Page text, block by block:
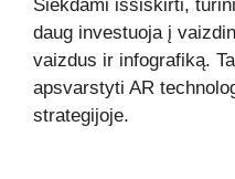
Siekdami išsiskirti,
daug investuoja į
vaizdus ir infografiką.
apsvarstyti AR
strategijoje.